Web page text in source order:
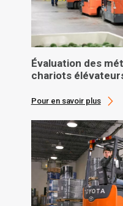
Évaluation des
chariots
Pour en savoir plus